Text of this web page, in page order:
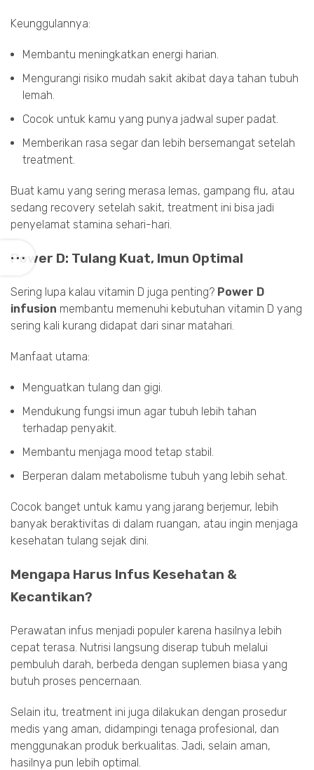
Keunggulannya:
Membantu meningkatkan energi harian.
Mengurangi risiko mudah sakit akibat daya tahan tubuh
lemah.
Cocok untuk kamu yang punya jadwal super padat.
Memberikan rasa segar dan lebih bersemangat setelah
treatment.
Buat kamu yang sering merasa lemas, gampang flu, atau
sedang recovery setelah sakit, treatment ini bisa jadi
penyelamat stamina sehari-hari.
Power D: Tulang Kuat, Imun Optimal
Sering lupa kalau vitamin D juga penting? Power D
infusion membantu memenuhi kebutuhan vitamin D yang
sering kali kurang didapat dari sinar matahari.
Manfaat utama:
Menguatkan tulang dan gigi.
Mendukung fungsi imun agar tubuh lebih tahan
terhadap penyakit.
Membantu menjaga mood tetap stabil.
Berperan dalam metabolisme tubuh yang lebih sehat.
Cocok banget untuk kamu yang jarang berjemur, lebih
banyak beraktivitas di dalam ruangan, atau ingin menjaga
kesehatan tulang sejak dini.
Mengapa Harus Infus Kesehatan &
Kecantikan?
Perawatan infus menjadi populer karena hasilnya lebih
cepat terasa. Nutrisi langsung diserap tubuh melalui
pembuluh darah, berbeda dengan suplemen biasa yang
butuh proses pencernaan.
Selain itu, treatment ini juga dilakukan dengan prosedur
medis yang aman, didampingi tenaga profesional, dan
menggunakan produk berkualitas. Jadi, selain aman,
hasilnya pun lebih optimal.